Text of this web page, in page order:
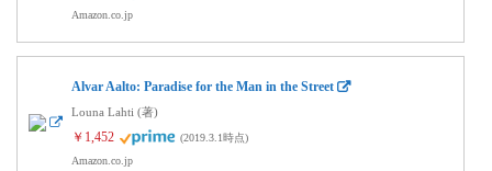
Amazon.co.jp
Alvar Aalto: Paradise for the Man in the Street
Louna Lahti (著)
￥1,452
(2019.3.1時点)
Amazon.co.jp